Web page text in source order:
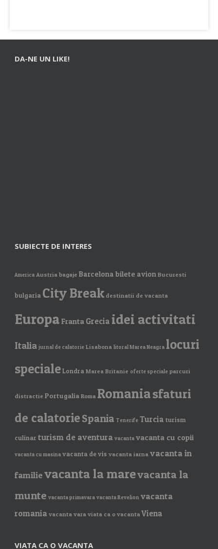
DA-NE UN LIKE!
SUBIECTE DE INTERES
America Austria bagaje Barcelona bilete avion Bucuresti
bulgaria City Break destinatii de vacanta
Europa Franta Grecia idei activitati
Italia jurnal de calatorie Lisabona litoral Marea Neagra locuri
specialeLondra Marea Britanie oferte speciale parcuri
distractie Portugalia Roma Romaniasfaturi
de calatorieSpania Tenerife Turcia turism
culinar turism de aventura vacanta vacanta cu copii
vacanta cu masina vacanta de vis vacanta iarna vacanta in
familievacanta la marevacanta la
munte vacanta primavara vacanta Revelion vacanta
romania vacanta vara viata ca o vacanta Viena
VIATA CA O VACANTA